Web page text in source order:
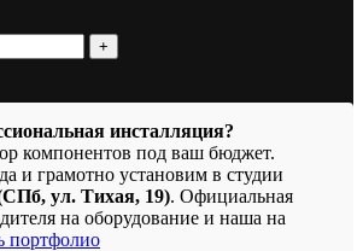
инсталляция?
компонентов под ваш бюджет.
и грамотно установим в студии
ул. Тихая, 19). Официальная
на оборудование и наша на
портфолио